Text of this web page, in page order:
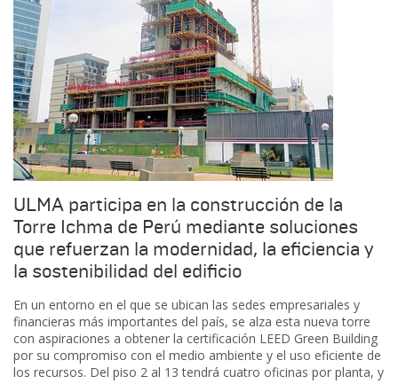
ULMA participa en la construcción de la
Torre Ichma de Perú mediante soluciones
que refuerzan la modernidad, la eficiencia y
la sostenibilidad del edificio
En un entorno en el que se ubican las sedes empresariales y
financieras más importantes del país, se alza esta nueva torre
con aspiraciones a obtener la certificación LEED Green Building
por su compromiso con el medio ambiente y el uso eficiente de
los recursos. Del piso 2 al 13 tendrá cuatro oficinas por planta, y